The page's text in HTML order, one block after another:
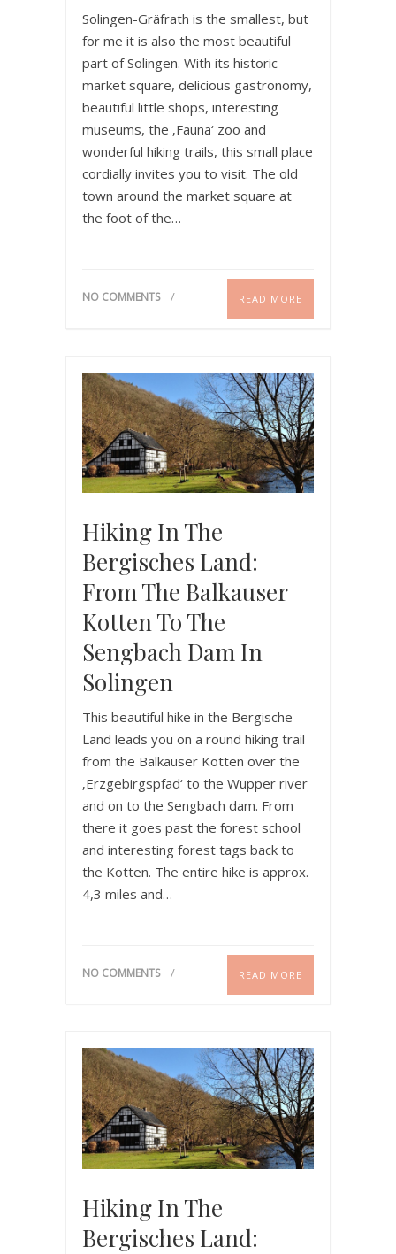
Solingen-Gräfrath is the smallest, but
for me it is also the most beautiful
part of Solingen. With its historic
market square, delicious gastronomy,
beautiful little shops, interesting
museums, the ‚Fauna‘ zoo and
wonderful hiking trails, this small place
cordially invites you to visit. The old
town around the market square at
the foot of the…
NO COMMENTS READ MORE
Hiking In The
Bergisches Land:
From The Balkauser
Kotten To The
Sengbach Dam In
Solingen
This beautiful hike in the Bergische
Land leads you on a round hiking trail
from the Balkauser Kotten over the
‚Erzgebirgspfad‘ to the Wupper river
and on to the Sengbach dam. From
there it goes past the forest school
and interesting forest tags back to
the Kotten. The entire hike is approx.
4,3 miles and…
NO COMMENTS READ MORE
Hiking In The
Bergisches Land: